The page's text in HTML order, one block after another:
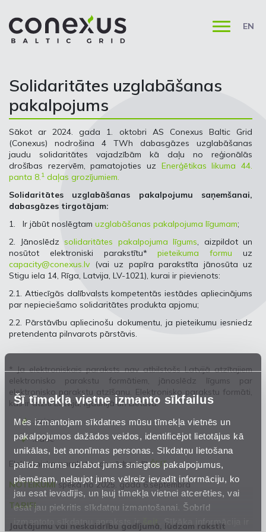
Šī tīmekļa vietne izmanto sīkfailus
Mēs izmantojam sīkdatnes mūsu tīmekļa vietnēs un
pakalpojumos dažādos veidos, identificējot lietotājus kā
unikālas, bet anonīmas personas. Sīkdatņu lietošana
palīdz mums uzlabot jums sniegtos pakalpojumus,
piemēram, neļaujot jums vēlreiz ievadīt informāciju, ko
jau esat ievadījis, un ļauj tīmekļa vietnei atcerēties, vai
esat jau piekritis sīkdatņu izmantošanai. Šobrīd
EN
Solidaritātes uzglabāšanas
pakalpojums
Sākot ar 2024. gada 1. oktobri AS Conexus Baltic Grid
(Conexus) nodrošina 4 TWh dabasgāzes uzglabāšanas
jaudu solidaritātes vajadzībām kā daļu no reģionālās
drošības rezervēm, pamatojoties uz Enerģētikas likuma 44.
panta 8.1 daļas grozījumiem.
Solidaritātes uzglabāšanas pakalpojumu saņemšanai,
dabasgāzes tirgotājam:
1. Ir jābūt noslēgtam uzglabāšanas pakalpojuma līgumam;
2. Jānoslēdz solidaritātes pakalpojuma līgums, aizpildot un
nosūtot elektroniski parakstītu*pieteikuma formu uz
capacity@conexus.lv (vai uz papīra parakstīta jānosūta uz
Stigu iela 14, Rīga, Latvija, LV-1021), kurai ir pievienots:
2.1. Attiecīgās dalībvalsts kompetentās iestādes apliecinājums
par nepieciešamo solidaritātes produkta apjomu;
2.2. Pārstāvību apliecinošu dokumentu, ja pieteikumu iesniedz
pretendenta pilnvarots pārstāvis.
* Ja elektroniskais paraksts nav atbilstošs Latvijā atzītajiem
elektronisko parakstu formātiem, jānoslēdz līgums par
elektronisko parakstu atzīšanu. Elektronisko parakstu formāti,
kas ir atzīti Latvijā, Igaunijā un Lietuvā:
.asice
.edoc
Elektronisko parakstu var pārbaudītŠEIT.
NOTEIKUMIspēkā no 2025. gada 6.septembra
TARIFI
Jautājumu vai neskaidrību gadījumā, lūdzam rakstīt